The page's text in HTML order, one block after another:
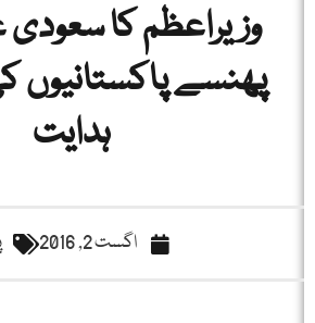
وزیراعظم کا
پھنسے پاکستانیوں
ہدایت
اگست 2, 2016